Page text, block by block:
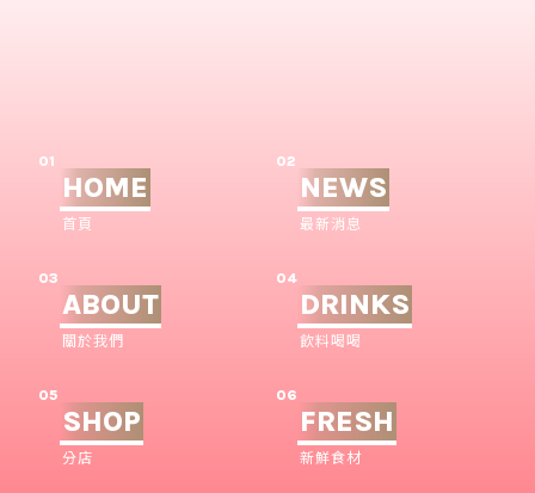
01
HOME
首頁
02
NEWS
最新消息
03
ABOUT
關於我們
04
DRINKS
飲料喝喝
05
SHOP
分店
06
FRESH
新鮮食材